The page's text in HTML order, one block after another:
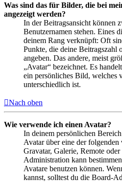
Was sind das für Bilder, die bei
angezeigt werden?
In der Beitragsansicht können
Benutzernamen stehen. Eines
deinem Rang verknüpft: Oft
Punkte, die deine Beitragszahl
angeben. Das andere, meist
„Avatar“ bezeichnet. Es
ein persönliches Bild, welches
unterschiedlich ist.
Nach oben
Wie verwende ich einen Avatar?
In deinem persönlichen
Avatar über eine der
Gravatar, Galerie, Remote
Administration kann
Avatare benutzen können.
kannst, solltest du die Board-